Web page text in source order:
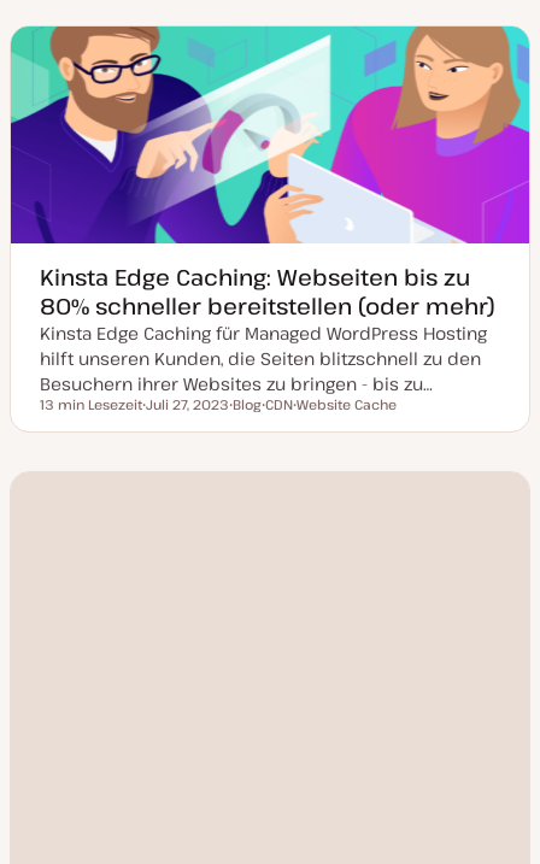
Kinsta Edge Caching: Webseiten bis zu
80% schneller bereitstellen (oder mehr)
Kinsta Edge Caching für Managed WordPress Hosting
hilft unseren Kunden, die Seiten blitzschnell zu den
Besuchern ihrer Websites zu bringen - bis zu…
Lesezeit
13 min Lesezeit
a
Juli 27, 2023
o
Blog
h
CDN
h
Website Cache